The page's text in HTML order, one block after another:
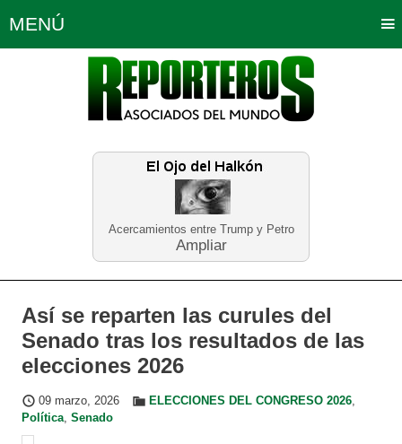
Acercamientos entre Trump y Petro
Ampliar
MENÚ
Política Opinión Bogotá
Planeta Tierra Deportes
Educación Neira
Así se reparten las curules del
Senado tras los resultados de las
elecciones 2026
09 marzo, 2026 ELECCIONES DEL CONGRESO 2026,
Política, Senado